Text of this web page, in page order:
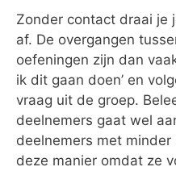
Zonder contact draai je
af. De overgangen
oefeningen zijn dan
ik dit gaan doen’ en
vraag uit de groep.
deelnemers gaat wel
deelnemers met
deze manier omdat ze